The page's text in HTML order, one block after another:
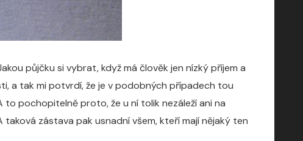
půjčku si vybrat, když má člověk jen nízký příjem a
a tak mi potvrdí, že je v podobných případech tou
to pochopitelně proto, že u ní tolik nezáleží ani na
zástava pak usnadní všem, kteří mají nějaký ten